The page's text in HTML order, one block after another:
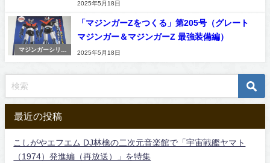
2025年5月18日
マジンガーシリー
「マジンガーZをつくる」第205号（グレート
マジンガー＆マジンガーZ 最強装備編）
2025年5月18日
最近の投稿
こしがやエフエム DJ林檎の二次元音楽館で「宇宙戦艦ヤマト
（1974）発進編（再放送）」を特集